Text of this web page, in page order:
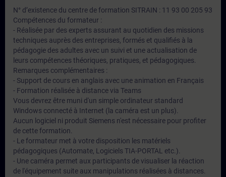
N° d’existence du centre de formation SITRAIN : 11 93 00 205 93
Compétences du formateur :
- Réalisée par des experts assurant au quotidien des missions
techniques auprès des entreprises, formés et qualifiés à la
pédagogie des adultes avec un suivi et une actualisation de
leurs compétences théoriques, pratiques, et pédagogiques.
Remarques complémentaires :
- Support de cours en anglais avec une animation en Français
- Formation réalisée à distance via Teams
Vous devrez être muni d'un simple ordinateur standard
Windows connecté à Internet (la caméra est un plus).
Aucun logiciel ni produit Siemens n'est nécessaire pour profiter
de cette formation.
- Le formateur met à votre disposition les matériels
pédagogiques (Automate, Logiciels TIA-PORTAL etc.).
- Une caméra permet aux participants de visualiser la réaction
de l'équipement suite aux manipulations réalisées à distances.